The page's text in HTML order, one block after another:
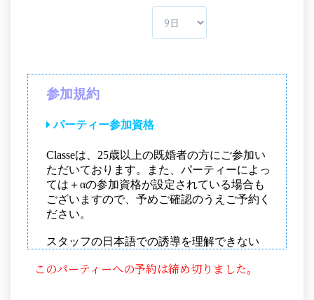
このパーティーへの予約は締め切りました。